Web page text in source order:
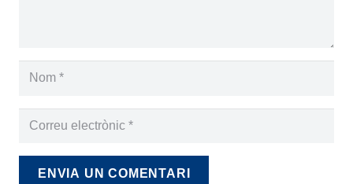
ENVIA UN COMENTARI